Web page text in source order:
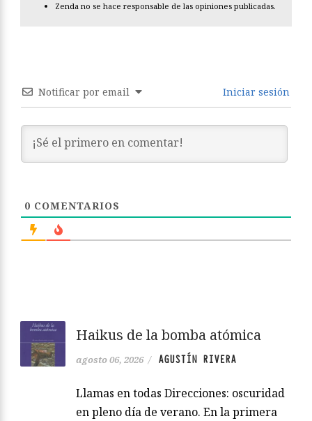
Zenda no se hace responsable de las opiniones publicadas.
Notificar por email Iniciar sesión
0 COMENTARIOS
Haikus de la bomba atómica
agosto 06, 2026 / AGUSTÍN RIVERA
Llamas en todas Direcciones: oscuridad
en pleno día de verano. En la primera